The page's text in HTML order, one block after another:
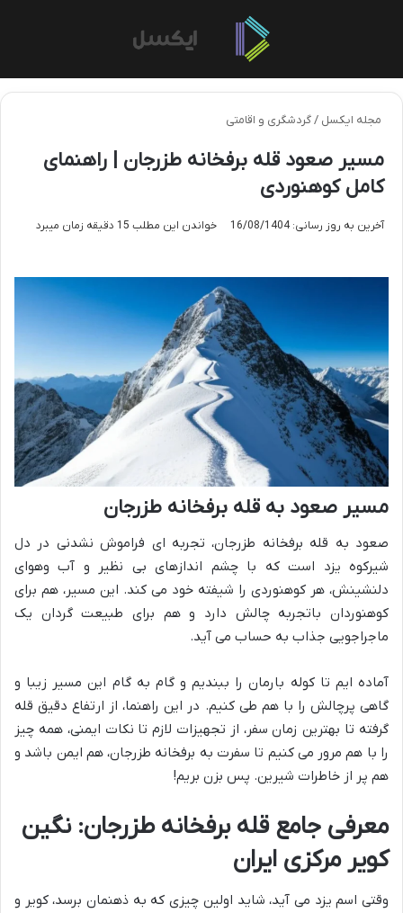
مجله ایکسل /گردشگری و اقامتی
مسیر صعود قله برفخانه طزرجان | راهنمای
کامل کوهنوردی
آخرین به روز رسانی: 16/08/1404 خواندن این مطلب 15 دقیقه زمان میبرد
مسیر صعود به قله برفخانه طزرجان
صعود به قله برفخانه طزرجان، تجربه ای فراموش نشدنی در دل
شیرکوه یزد است که با چشم اندازهای بی نظیر و آب وهوای
دلنشینش، هر کوهنوردی را شیفته خود می کند. این مسیر، هم برای
کوهنوردان باتجربه چالش دارد و هم برای طبیعت گردان یک
ماجراجویی جذاب به حساب می آید.
آماده ایم تا کوله بارمان را ببندیم و گام به گام این مسیر زیبا و
گاهی پرچالش را با هم طی کنیم. در این راهنما، از ارتفاع دقیق قله
گرفته تا بهترین زمان سفر، از تجهیزات لازم تا نکات ایمنی، همه چیز
را با هم مرور می کنیم تا سفرت به برفخانه طزرجان، هم ایمن باشد و
هم پر از خاطرات شیرین. پس بزن بریم!
معرفی جامع قله برفخانه طزرجان: نگین
کویر مرکزی ایران
وقتی اسم یزد می آید، شاید اولین چیزی که به ذهنمان برسد، کویر و